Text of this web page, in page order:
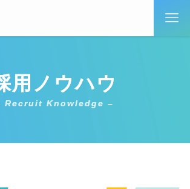
用ノウハウ
Recruit Knowledge –